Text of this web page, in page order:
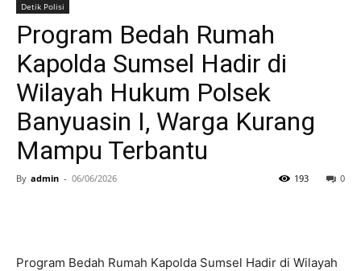
Detik Polisi
Program Bedah Rumah
Kapolda Sumsel Hadir di
Wilayah Hukum Polsek
Banyuasin I, Warga Kurang
Mampu Terbantu
By admin - 06/06/2026 0
193
Program Bedah Rumah Kapolda Sumsel Hadir di Wilayah